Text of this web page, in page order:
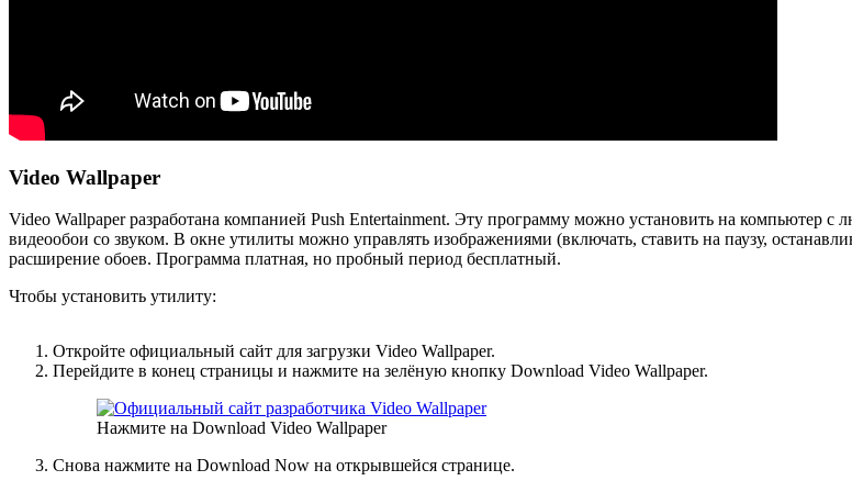
Video Wallpaper
Video Wallpaper разработана компанией Push Entertainment. Эту программу можно установить на компьютер
видеообои со звуком. В окне утилиты можно управлять изображениями (включать, ставить на паузу,
расширение обоев. Программа платная, но пробный период бесплатный.
Чтобы установить утилиту:
Откройте официальный сайт для загрузки Video Wallpaper.
Перейдите в конец страницы и нажмите на зелёную кнопку Download Video Wallpaper.
Нажмите на Download Video Wallpaper
Снова нажмите на Download Now на открывшейся странице.